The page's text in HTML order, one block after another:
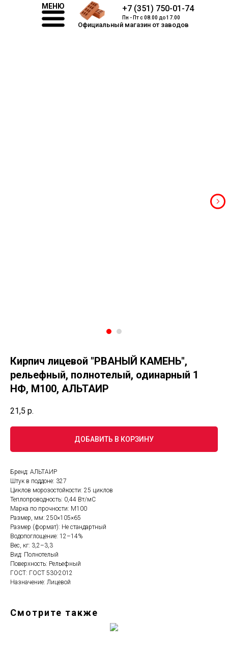
Официальный магазин от заводов
МЕНЮ +7 (351) 750-01-74
Пн - Пт с 08.00 до 17.00
Кирпич лицевой "РВАНЫЙ КАМЕНЬ",
рельефный, полнотелый, одинарный 1
НФ, М100, АЛЬТАИР
21,5 р.
ДОБАВИТЬ В КОРЗИНУ
Бренд: АЛЬТАИР
Штук в поддоне: 327
Циклов морозостойкости: 25 циклов
Теплопроводность: 0,44 Вт/мС
Марка по прочности: М100
Размер, мм: 250×105×65
Размер (формат): Не стандартный
Водопоглощение: 12–14%
Вес, кг: 3,2–3,3
Вид: Полнотелый
Поверхность: Рельефный
ГОСТ: ГОСТ 530-2012
Назначение: Лицевой
Смотрите также